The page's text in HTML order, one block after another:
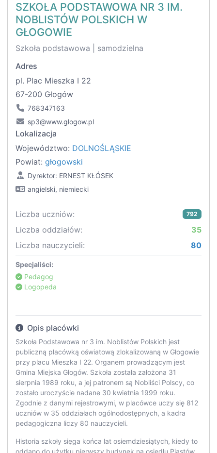
SZKOŁA PODSTAWOWA NR 3 IM.
NOBLISTÓW POLSKICH W
GŁOGOWIE
Szkoła podstawowa | samodzielna
Adres
pl. Plac Mieszka I 22
67-200 Głogów
768347163
sp3@www.glogow.pl
Lokalizacja
Województwo: DOLNOŚLĄSKIE
Powiat: głogowski
Dyrektor: ERNEST KŁÓSEK
angielski, niemiecki
Liczba uczniów: 792
Liczba oddziałów:
35
Liczba nauczycieli:
80
Specjaliści:
Pedagog
Logopeda
Opis placówki
Szkoła Podstawowa nr 3 im. Noblistów Polskich jest
publiczną placówką oświatową zlokalizowaną w Głogowie
przy placu Mieszka I 22. Organem prowadzącym jest
Gmina Miejska Głogów. Szkoła została założona 31
sierpnia 1989 roku, a jej patronem są Nobliści Polscy, co
zostało uroczyście nadane 30 kwietnia 1999 roku.
Zgodnie z danymi rejestrowymi, w placówce uczy się 812
uczniów w 35 oddziałach ogólnodostępnych, a kadra
pedagogiczna liczy 80 nauczycieli.
Historia szkoły sięga końca lat osiemdziesiątych, kiedy to